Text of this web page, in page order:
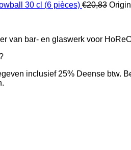
30 cl (6 pièces) €20,83
van bar- en glaswerk voor
inclusief 25% Deense btw.